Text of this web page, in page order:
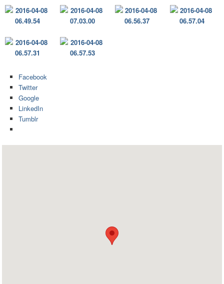
Facebook
Twitter
Google
LinkedIn
Tumblr